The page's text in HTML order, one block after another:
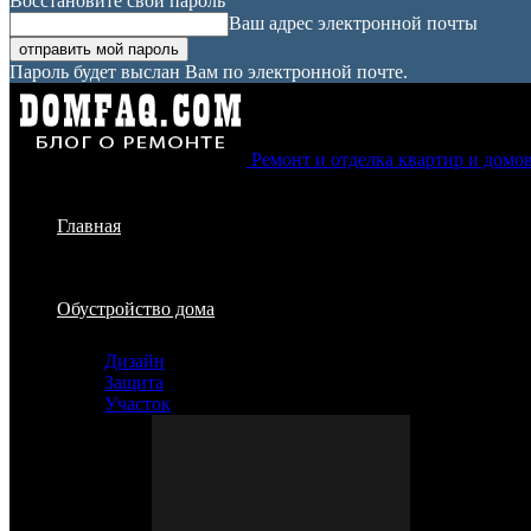
Ваш адрес электронной почты
Пароль будет выслан Вам по электронной почте.
Ремонт и отделка квартир и
Главная
Обустройство дома
Дизайн
Защита
Участок